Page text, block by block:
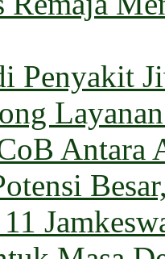
Penyakit
Antara